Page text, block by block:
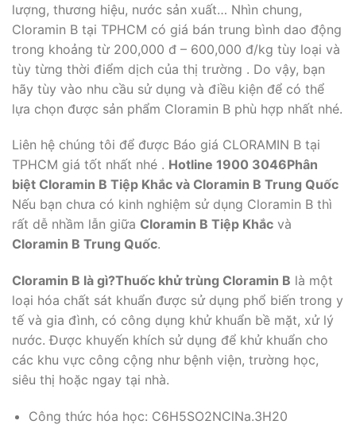
lượng, thương hiệu, nước sản xuất… Nhìn chung,
Cloramin B tại TPHCM có giá bán trung bình dao động
trong khoảng từ 200,000 đ – 600,000 đ/kg tùy loại và
tùy từng thời điểm dịch của thị trường . Do vậy, bạn
hãy tùy vào nhu cầu sử dụng và điều kiện để có thể
lựa chọn được sản phẩm Cloramin B phù hợp nhất nhé.
Liên hệ chúng tôi để được Báo giá CLORAMIN B tại
TPHCM giá tốt nhất nhé . Hotline 1900 3046Phân
biệt Cloramin B Tiệp Khắc và Cloramin B Trung Quốc
Nếu bạn chưa có kinh nghiệm sử dụng Cloramin B thì
rất dễ nhầm lẫn giữa Cloramin B Tiệp Khắc và
Cloramin B Trung Quốc.
Cloramin B là gì?Thuốc khử trùng Cloramin B là một
loại hóa chất sát khuẩn được sử dụng phổ biến trong y
tế và gia đình, có công dụng khử khuẩn bề mặt, xử lý
nước. Được khuyến khích sử dụng để khử khuẩn cho
các khu vực công cộng như bệnh viện, trường học,
siêu thị hoặc ngay tại nhà.
Công thức hóa học: C6H5SO2NClNa.3H20